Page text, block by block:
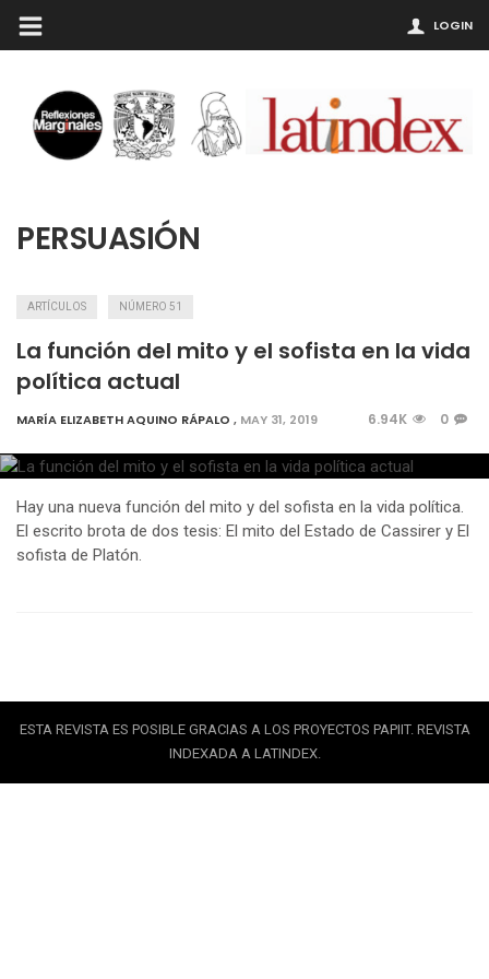
LOGIN
PERSUASIÓN
ARTÍCULOS NÚMERO 51
La función del mito y el sofista en la vida
política actual
MARÍA ELIZABETH AQUINO RÁPALO , MAY 31, 2019 6.94K 0
Hay una nueva función del mito y del sofista en la vida política.
El escrito brota de dos tesis: El mito del Estado de Cassirer y El
sofista de Platón.
ESTA REVISTA ES POSIBLE GRACIAS A LOS PROYECTOS PAPIIT. REVISTA
INDEXADA A LATINDEX.